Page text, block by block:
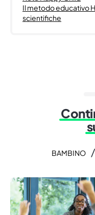
Il metodo educativo
scientifiche
BAMBINO /